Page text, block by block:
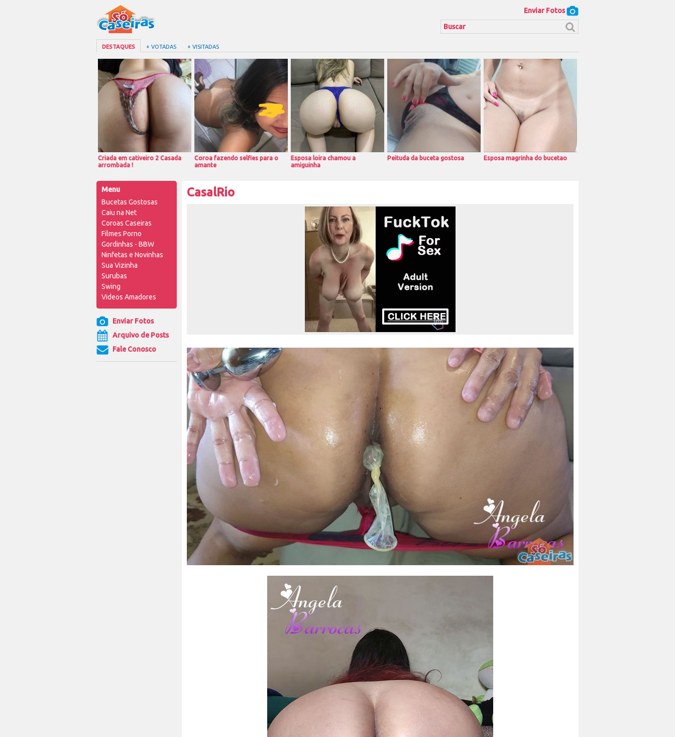
Enviar Fotos
DESTAQUES + VOTADAS + VISITADAS
Criada em cativeiro 2 Casada
arrombada !
Coroa fazendo selfies para o
amante
Esposa loira chamou a
amiguinha
Peituda da buceta gostosa Esposa magrinha do bucetao
Menu
Bucetas Gostosas
Caiu na Net
Coroas Caseiras
Filmes Porno
Gordinhas - BBW
Ninfetas e Novinhas
Sua Vizinha
Surubas
Swing
Videos Amadores
Enviar Fotos
Arquivo de Posts
Fale Conosco
CasalRio